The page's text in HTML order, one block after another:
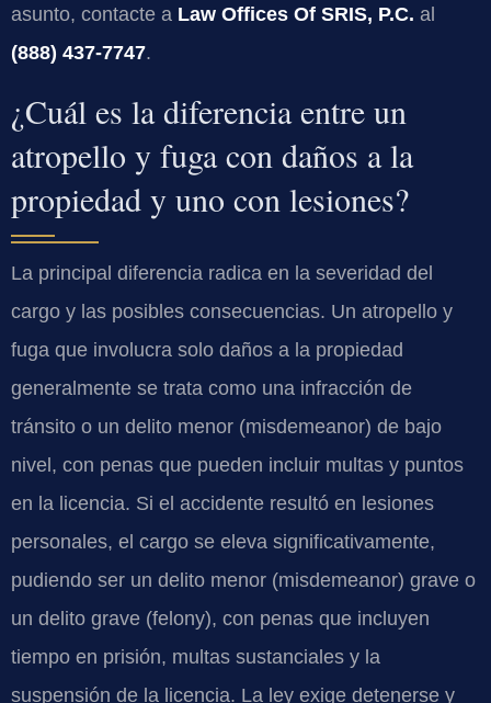
asunto, contacte a Law Offices Of SRIS, P.C. al
(888) 437-7747.
¿Cuál es la diferencia entre un
atropello y fuga con daños a la
propiedad y uno con lesiones?
La principal diferencia radica en la severidad del
cargo y las posibles consecuencias. Un atropello y
fuga que involucra solo daños a la propiedad
generalmente se trata como una infracción de
tránsito o un delito menor (misdemeanor) de bajo
nivel, con penas que pueden incluir multas y puntos
en la licencia. Si el accidente resultó en lesiones
personales, el cargo se eleva significativamente,
pudiendo ser un delito menor (misdemeanor) grave o
un delito grave (felony), con penas que incluyen
tiempo en prisión, multas sustanciales y la
suspensión de la licencia. La ley exige detenerse y